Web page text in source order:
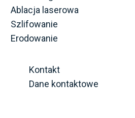
Ablacja laserowa
Szlifowanie
Erodowanie
Kontakt
Dane kontaktowe